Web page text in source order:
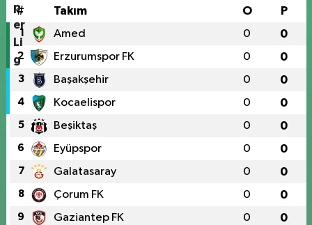
# Takım O P
1 Amed 0 0
2 Erzurumspor FK 0 0
3 Başakşehir 0 0
4 Kocaelispor 0 0
5 Beşiktaş 0 0
6 Eyüpspor 0 0
7 Galatasaray 0 0
8 Çorum FK 0 0
9 Gaziantep FK 0 0